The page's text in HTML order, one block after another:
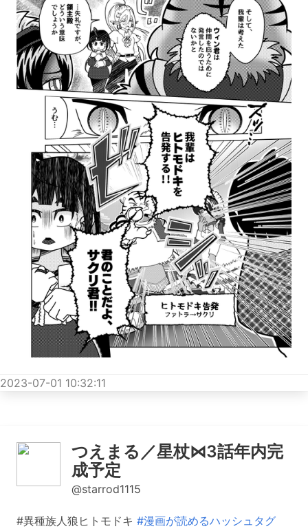
2023-07-01 10:32:11
つえまる／星杖⋈3話年内完
成予定
@starrod1115
#異種族人狼ヒトモドキ #漫画が読めるハッシュタグ